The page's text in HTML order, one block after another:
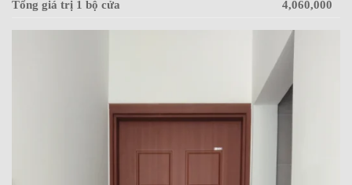
Tổng giá trị 1 bộ cửa 4,060,000